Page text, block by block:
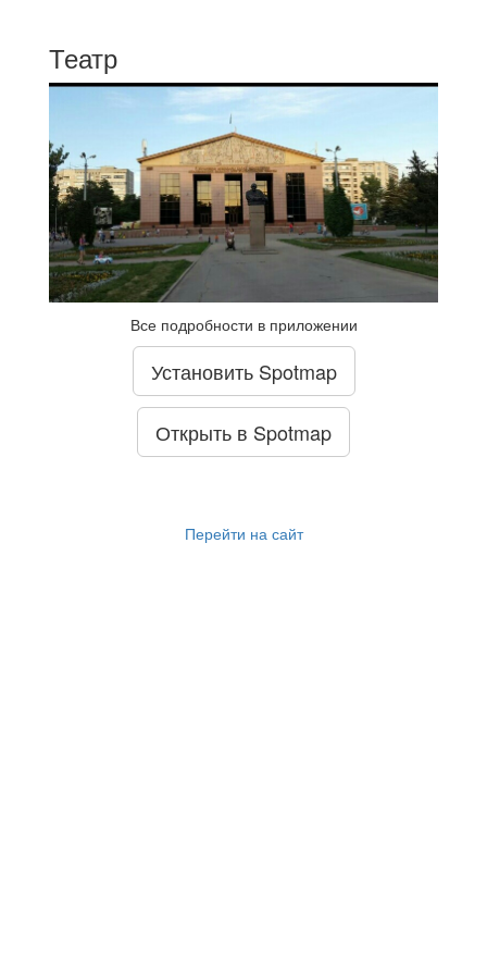
Театр
Все подробности в приложении
Установить Spotmap
Открыть в Spotmap
Перейти на сайт